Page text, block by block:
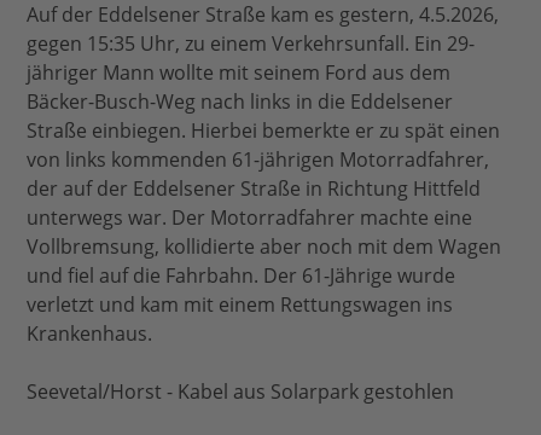
Auf der Eddelsener Straße kam es gestern, 4.5.2026,
gegen 15:35 Uhr, zu einem Verkehrsunfall. Ein 29-
jähriger Mann wollte mit seinem Ford aus dem
Bäcker-Busch-Weg nach links in die Eddelsener
Straße einbiegen. Hierbei bemerkte er zu spät einen
von links kommenden 61-jährigen Motorradfahrer,
der auf der Eddelsener Straße in Richtung Hittfeld
unterwegs war. Der Motorradfahrer machte eine
Vollbremsung, kollidierte aber noch mit dem Wagen
und fiel auf die Fahrbahn. Der 61-Jährige wurde
verletzt und kam mit einem Rettungswagen ins
Krankenhaus.
Seevetal/Horst - Kabel aus Solarpark gestohlen